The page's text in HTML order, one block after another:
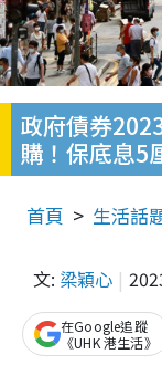
政府債券
購！保底息5
首頁 生活話
文: 梁穎心
在Google追蹤
《UHK 港生活》